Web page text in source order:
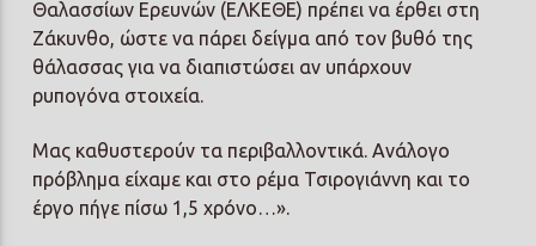
Θαλασσίων Ερευνών (ΕΛΚΕΘΕ) πρέπει να έρθει στη
Ζάκυνθο, ώστε να πάρει δείγμα από τον βυθό της
θάλασσας για να διαπιστώσει αν υπάρχουν
ρυπογόνα στοιχεία.
Μας καθυστερούν τα περιβαλλοντικά. Ανάλογο
πρόβλημα είχαμε και στο ρέμα Τσιρογιάννη και το
έργο πήγε πίσω 1,5 χρόνο…».